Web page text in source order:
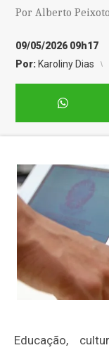
Por Alberto Peixoto
09/05/2026 09h17
Por: Karoliny Dias
Educação,